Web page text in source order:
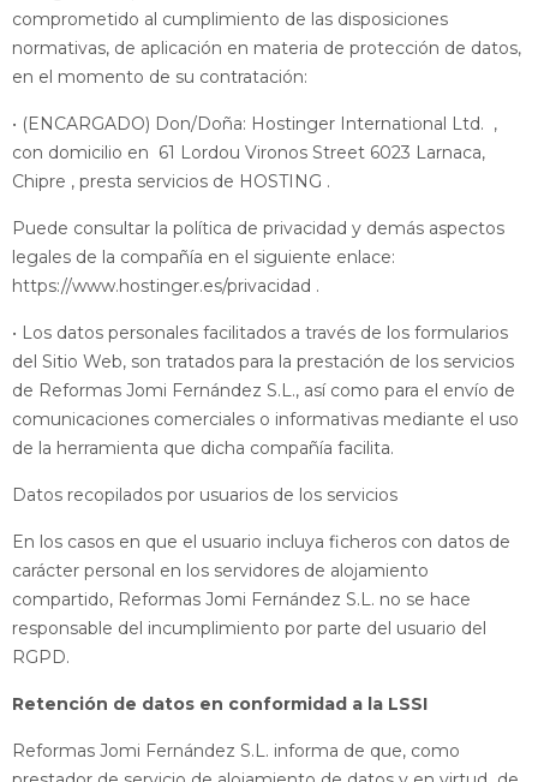
comprometido al cumplimiento de las disposiciones
normativas, de aplicación en materia de protección de datos,
en el momento de su contratación:
• (ENCARGADO) Don/Doña: Hostinger International Ltd. ,
con domicilio en 61 Lordou Vironos Street 6023 Larnaca,
Chipre , presta servicios de HOSTING .
Puede consultar la política de privacidad y demás aspectos
legales de la compañía en el siguiente enlace:
https://www.hostinger.es/privacidad .
• Los datos personales facilitados a través de los formularios
del Sitio Web, son tratados para la prestación de los servicios
de Reformas Jomi Fernández S.L., así como para el envío de
comunicaciones comerciales o informativas mediante el uso
de la herramienta que dicha compañía facilita.
Datos recopilados por usuarios de los servicios
En los casos en que el usuario incluya ficheros con datos de
carácter personal en los servidores de alojamiento
compartido, Reformas Jomi Fernández S.L. no se hace
responsable del incumplimiento por parte del usuario del
RGPD.
Retención de datos en conformidad a la LSSI
Reformas Jomi Fernández S.L. informa de que, como